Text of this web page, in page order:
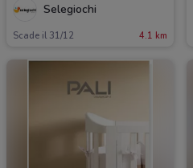
Selegiochi
Scade il 31/12 4.1 km